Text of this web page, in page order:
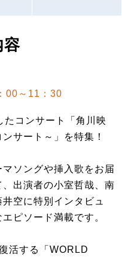
容
00～11：30
コンサート「角川映
サート～」を特集！
ソングや挿入歌をお届
出演者の小室哲哉、南
空に特別インタビュ
ピソード満載です。
活する「WORLD